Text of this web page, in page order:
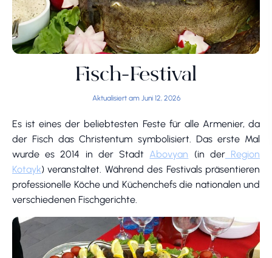
Fisch-Festival
Aktualisiert am Juni 12, 2026
Es ist eines der beliebtesten Feste für alle Armenier, da
der Fisch das Christentum symbolisiert. Das erste Mal
wurde es 2014 in der Stadt Abovyan (in derRegion
Kotayk) veranstaltet. Während des Festivals präsentieren
professionelle Köche und Küchenchefs die nationalen und
verschiedenen Fischgerichte.